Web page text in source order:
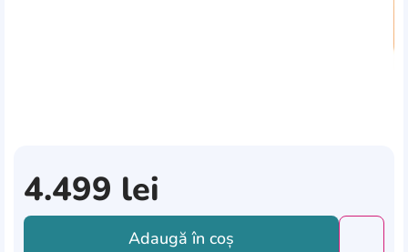
4.499 lei
Adaugă în coș